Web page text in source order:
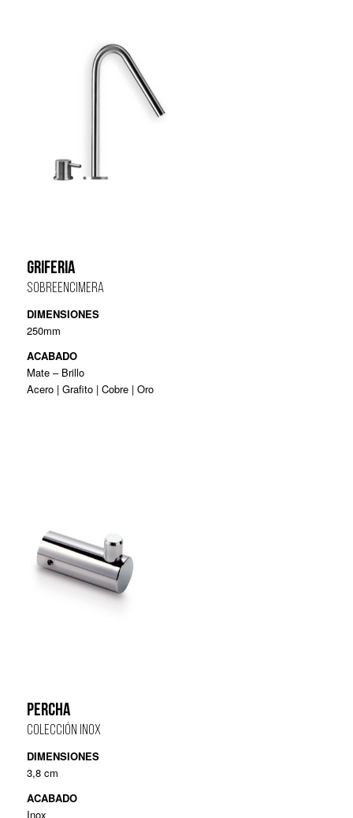
GRIFERIA
SOBREENCIMERA
DIMENSIONES
250mm
ACABADO
Mate – Brillo
Acero | Grafito | Cobre | Oro
PERCHA
COLECCIÓN INOX
DIMENSIONES
3,8 cm
ACABADO
Inox